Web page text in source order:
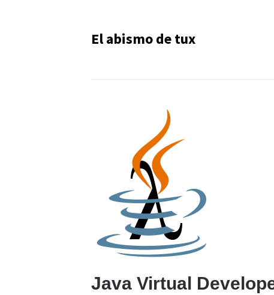
El abismo de tux
Java Virtual